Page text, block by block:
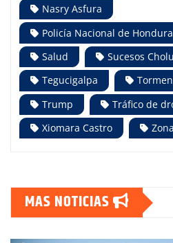
Nasry Asfura
Policía Nacional de
Salud
Sucesos
Tegucigalpa
Trump
Tráfico de
Xiomara Castro
MAS NOTICIAS